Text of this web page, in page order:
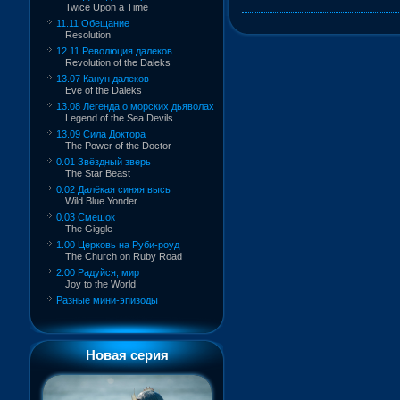
Twice Upon a Time
11.11 Обещание
Resolution
12.11 Революция далеков
Revolution of the Daleks
13.07 Канун далеков
Eve of the Daleks
13.08 Легенда о морских дьяволах
Legend of the Sea Devils
13.09 Сила Доктора
The Power of the Doctor
0.01 Звёздный зверь
The Star Beast
0.02 Далёкая синяя высь
Wild Blue Yonder
0.03 Смешок
The Giggle
1.00 Церковь на Руби-роуд
The Church on Ruby Road
2.00 Радуйся, мир
Joy to the World
Разные мини-эпизоды
Новая серия